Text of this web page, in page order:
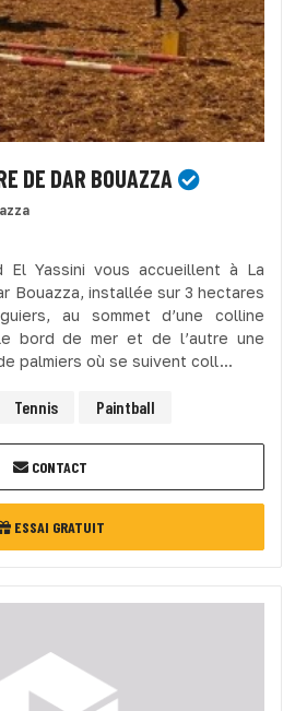
DE DAR BOUAZZA
El Yassini vous accueillent à La
Bouazza, installée sur 3 hectares
au sommet d’une colline
bord de mer et de l’autre une
palmiers où se suivent coll...
Tennis Paintball
CONTACT
ESSAI GRATUIT